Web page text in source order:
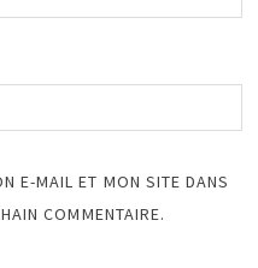
E-MAIL ET MON SITE DANS
COMMENTAIRE.